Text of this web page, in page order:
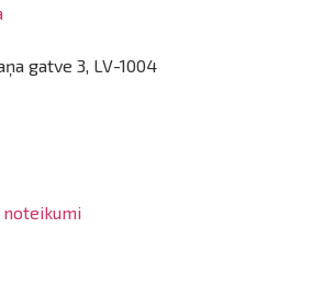
gatve 3, LV-1004
noteikumi